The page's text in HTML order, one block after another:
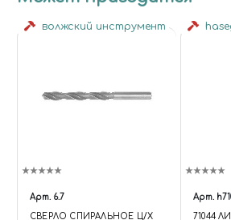
волжский инструмент
Арт. 6.7
СВЕРЛО СПИРАЛЬНОЕ Ц/Х
Арт.
71044